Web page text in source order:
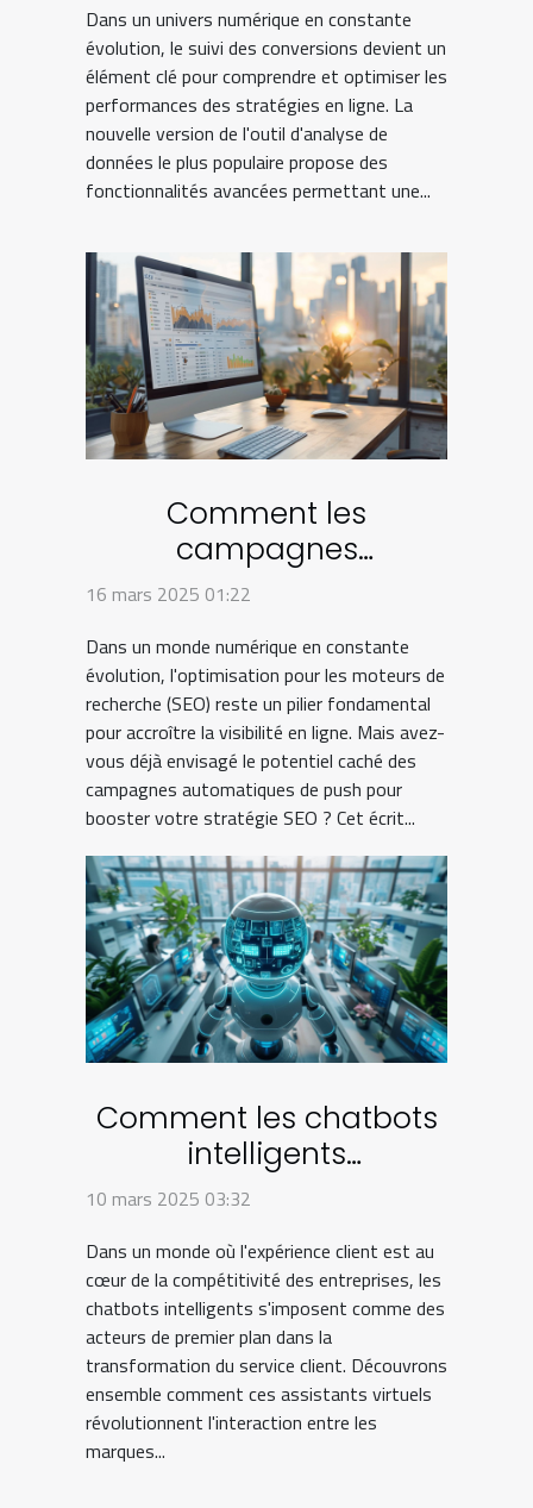
Dans un univers numérique en constante
évolution, le suivi des conversions devient un
élément clé pour comprendre et optimiser les
performances des stratégies en ligne. La
nouvelle version de l'outil d'analyse de
données le plus populaire propose des
fonctionnalités avancées permettant une...
Comment les
campagnes
automatiques de push
votre stratégie SEO
16 mars 2025 01:22
Dans un monde numérique en constante
évolution, l'optimisation pour les moteurs de
recherche (SEO) reste un pilier fondamental
pour accroître la visibilité en ligne. Mais avez-
vous déjà envisagé le potentiel caché des
campagnes automatiques de push pour
booster votre stratégie SEO ? Cet écrit...
Comment les chatbots
intelligents
transforment le service
10 mars 2025 03:32
Dans un monde où l'expérience client est au
cœur de la compétitivité des entreprises, les
chatbots intelligents s'imposent comme des
acteurs de premier plan dans la
transformation du service client. Découvrons
ensemble comment ces assistants virtuels
révolutionnent l'interaction entre les
marques...